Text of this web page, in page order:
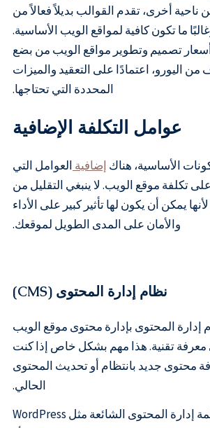
ناحية أخرى، تقدم القوالب بديلاً فعالاً من
ما تكون كافية لمواقع الويب الأساسية.
تصميم وتطوير مواقع الويب من بضع
اليورو، اعتمادًا على التعقيد والميزات
المحددة التي تحتاجها.
عوامل التكلفة الإضافية
الأساسية، هناك إضافية العوامل التي
تكلفة موقع الويب. لا ينبغي التقليل من
يمكن أن يكون لها تأثير كبير على الأداء
والأمان على المدى الطويل لموقعك.
نظام إدارة المحتوى (CMS)
المحتوى بإدارة محتوى موقع الويب
تقنية. هذا مهم بشكل خاص إذا كنت
محتوى جديد بانتظام أو تحديث المحتوى
الحالي.
غالبًا ما تكون أنظمة إدارة المحتوى الشائعة مثل WordPress